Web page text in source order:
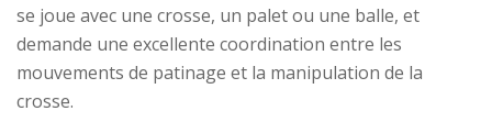
se joue avec une crosse, un palet ou une balle, et
demande une excellente coordination entre les
mouvements de patinage et la manipulation de la
crosse.